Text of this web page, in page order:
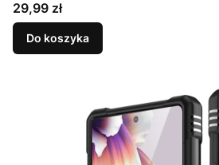
Cena
29,99 zł
Do koszyka